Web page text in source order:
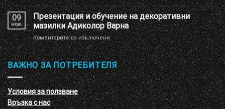
на
перлени
тухлички
Нова
декоративна
мазилка
–
кръгове
–
3D
ефект
с
VELE
материал
09
ное.
Презентация и обучение на декоративни
мазилки Адиколор Варна
Коментарите са изключениза
Презентация
и
обучение
на
декоративни
мазилки
Адиколор
Варна
ВАЖНО ЗА ПОТРЕБИТЕЛЯ
Условия за ползване
Връзка с нас